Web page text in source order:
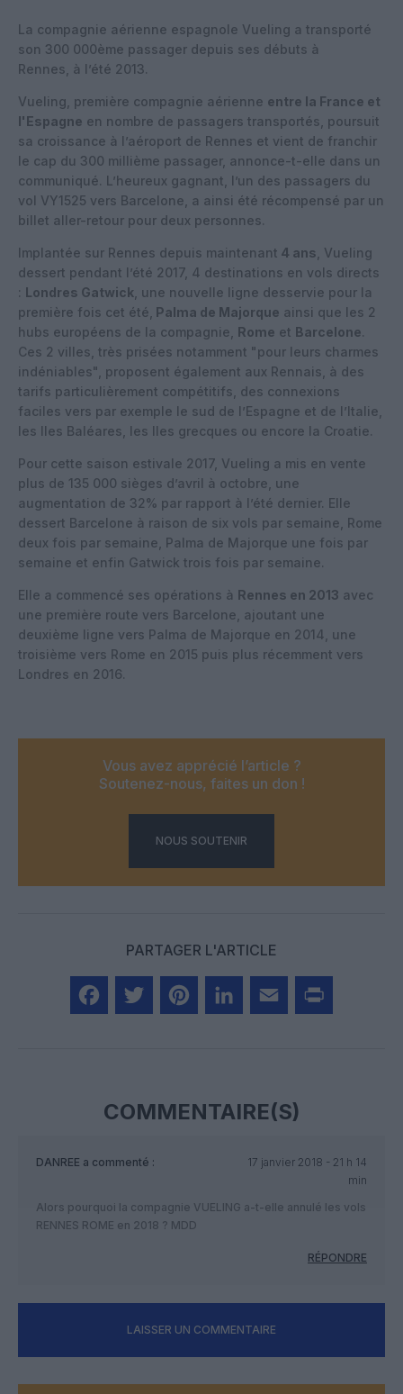
La compagnie aérienne espagnole Vueling a transporté
son 300 000ème passager depuis ses débuts à
Rennes, à l’été 2013.
Vueling, première compagnie aérienne entre la France et
l'Espagne en nombre de passagers transportés, poursuit
sa croissance à l’aéroport de Rennes et vient de franchir
le cap du 300 millième passager, annonce-t-elle dans un
communiqué. L’heureux gagnant, l’un des passagers du
vol VY1525 vers Barcelone, a ainsi été récompensé par un
billet aller-retour pour deux personnes.
Implantée sur Rennes depuis maintenant 4 ans , Vueling
dessert pendant l’été 2017, 4 destinations en vols directs
: Londres Gatwick , une nouvelle ligne desservie pour la
première fois cet été, Palma de Majorque ainsi que les 2
hubs européens de la compagnie, Rome et Barcelone.
Ces 2 villes, très prisées notamment "pour leurs charmes
indéniables", proposent également aux Rennais, à des
tarifs particulièrement compétitifs, des connexions
faciles vers par exemple le sud de l’Espagne et de l’Italie,
les Iles Baléares, les Iles grecques ou encore la Croatie.
Pour cette saison estivale 2017, Vueling a mis en vente
plus de 135 000 sièges d’avril à octobre, une
augmentation de 32% par rapport à l’été dernier. Elle
dessert Barcelone à raison de six vols par semaine, Rome
deux fois par semaine, Palma de Majorque une fois par
semaine et enfin Gatwick trois fois par semaine.
Elle a commencé ses opérations à Rennes en 2013 avec
une première route vers Barcelone, ajoutant une
deuxième ligne vers Palma de Majorque en 2014, une
troisième vers Rome en 2015 puis plus récemment vers
Londres en 2016.
Vous avez apprécié l’article ?
Soutenez-nous, faites un don !
NOUS SOUTENIR
PARTAGER L'ARTICLE
COMMENTAIRE(S)
DANREE a commenté :
17 janvier 2018 - 21 h 14
min
Alors pourquoi la compagnie VUELING a-t-elle annulé les vols
RENNES ROME en 2018 ? MDD
RÉPONDRE
LAISSER UN COMMENTAIRE